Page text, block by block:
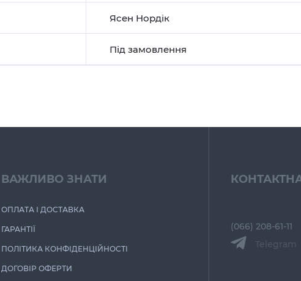
Ясен Нордік
Під замовлення
ВАЖЛИВО ЗНАТИ
ОПЛАТА І ДОСТАВКА
ГАРАНТІЇ
ПОЛІТИКА КОНФІДЕНЦІЙНОСТІ
ДОГОВІР ОФЕРТИ
(066) 208-61-11
Telegram